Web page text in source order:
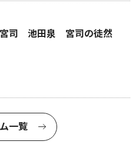
司 池田泉 宮司の徒然
一覧